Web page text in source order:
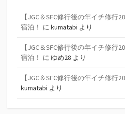
【JGC＆SFC修行後の年イチ修行
宿泊！ に kumatabi より
【JGC＆SFC修行後の年イチ修行
宿泊！ に ゆめ28 より
【JGC＆SFC修行後の年イチ修行
kumatabi より